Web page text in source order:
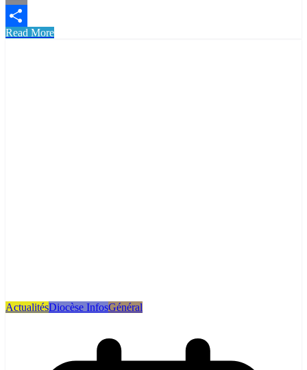
Email
Partager
Read More
ActualitésDiocèse InfosGénéral